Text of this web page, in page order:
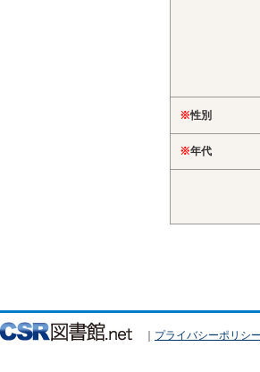
※性別
※年代
｜ プライバシーポリシー